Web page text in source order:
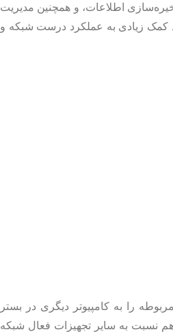
اطلاعات، و همچنین مدیریت
کمک زیادی به عملکرد درست شبکه و
را به کامپیوتر دیگری در بستر
هم نسبت به سایر تجهیزات فعال شبکه